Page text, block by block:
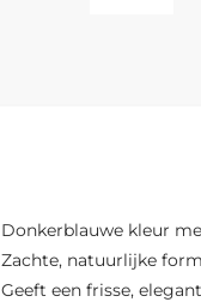
Donkerblauwe kleur
Zachte, natuurlijke
Geeft een frisse,